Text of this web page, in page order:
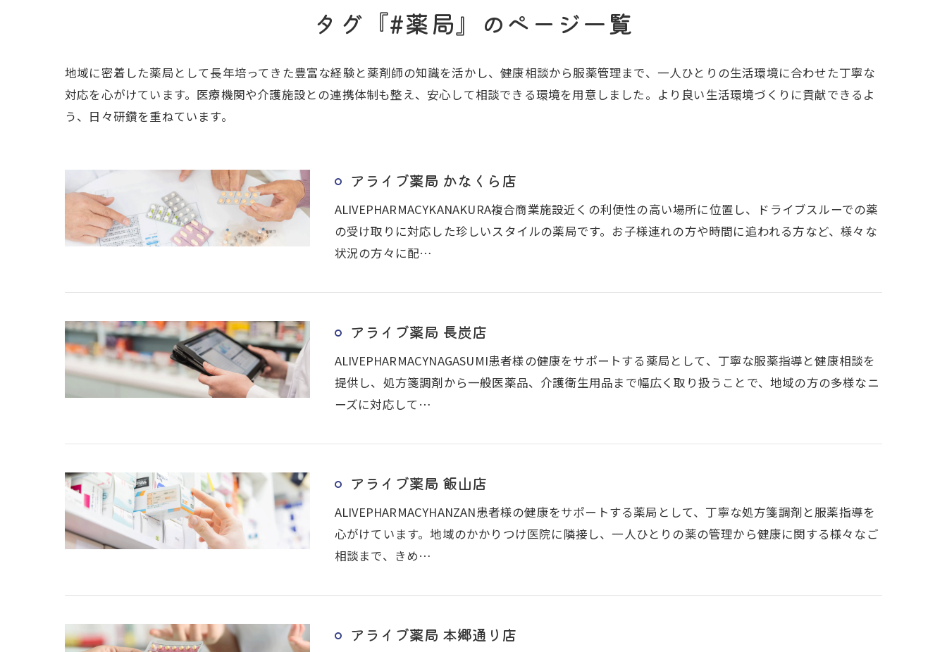
タグ『#薬局』のページ一覧
地域に密着した薬局として長年培ってきた豊富な経験と薬剤師の知識を活かし、健康相談から服薬管理まで、一人ひとりの生活環境に合わせた丁寧な
対応を心がけています。医療機関や介護施設との連携体制も整え、安心して相談できる環境を用意しました。より良い生活環境づくりに貢献できるよ
う、日々研鑽を重ねています。
アライブ薬局 かなくら店
ALIVEPHARMACYKANAKURA複合商業施設近くの利便性の高い場所に位置し、ドライブスルーでの薬
の受け取りに対応した珍しいスタイルの薬局です。お子様連れの方や時間に追われる方など、様々な
状況の方々に配…
アライブ薬局 長炭店
ALIVEPHARMACYNAGASUMI患者様の健康をサポートする薬局として、丁寧な服薬指導と健康相談を
提供し、処方箋調剤から一般医薬品、介護衛生用品まで幅広く取り扱うことで、地域の方の多様なニ
ーズに対応して…
アライブ薬局 飯山店
ALIVEPHARMACYHANZAN患者様の健康をサポートする薬局として、丁寧な処方箋調剤と服薬指導を
心がけています。地域のかかりつけ医院に隣接し、一人ひとりの薬の管理から健康に関する様々なご
相談まで、きめ…
アライブ薬局 本郷通り店